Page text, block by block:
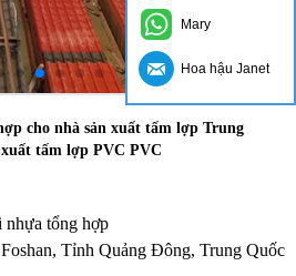
cho nhà sản xuất tấm lợp Trung
tấm lợp PVC PVC
nhựa tổng hợp
Tỉnh Quảng Đông, Trung Quốc
Mary
Hoa hậu Janet